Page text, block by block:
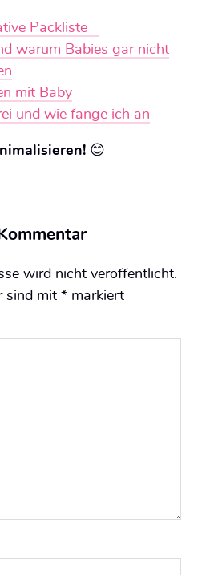
Packliste
warum Babies gar nicht
mit Baby
und wie fange ich an
😊
wird nicht veröffentlicht.
sind mit * markiert